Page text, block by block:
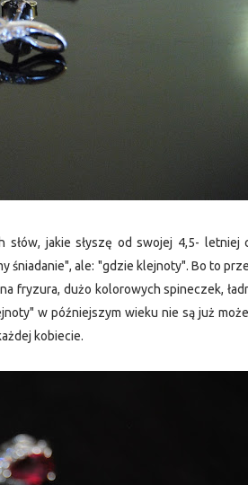
słów, jakie słyszę od swojej 4,5- letniej
śniadanie", ale: "gdzie klejnoty". Bo to
fryzura, dużo kolorowych spineczek,
w późniejszym wieku nie są już
kobiecie.